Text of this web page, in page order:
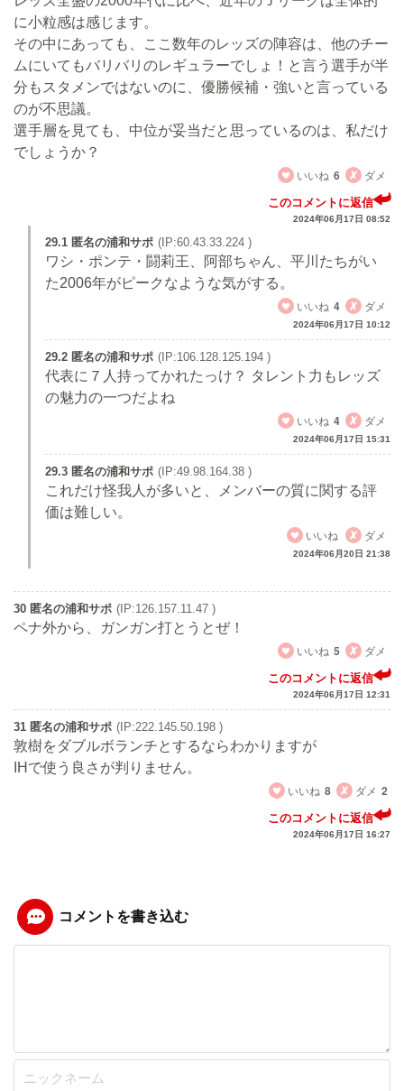
に小粒感は感じます。
その中にあっても、ここ数年のレッズの陣容は、他のチー
ムにいてもバリバリのレギュラーでしょ！と言う選手が半
分もスタメンではないのに、優勝候補・強いと言っている
のが不思議。
選手層を見ても、中位が妥当だと思っているのは、私だけ
でしょうか？
いいね 6 ダメ
このコメントに返信
2024年06月17日 08:52
29.1 匿名の浦和サポ (IP:60.43.33.224 )
ワシ・ポンテ・闘莉王、阿部ちゃん、平川たちがい
た2006年がピークなような気がする。
いいね 4 ダメ
2024年06月17日 10:12
29.2 匿名の浦和サポ (IP:106.128.125.194 )
代表に７人持ってかれたっけ？ タレント力もレッズ
の魅力の一つだよね
いいね 4 ダメ
2024年06月17日 15:31
29.3 匿名の浦和サポ (IP:49.98.164.38 )
これだけ怪我人が多いと、メンバーの質に関する評
価は難しい。
いいね
ダメ
2024年06月20日 21:38
30 匿名の浦和サポ (IP:126.157.11.47 )
ペナ外から、ガンガン打とうとぜ！
いいね 5 ダメ
このコメントに返信
2024年06月17日 12:31
31 匿名の浦和サポ (IP:222.145.50.198 )
敦樹をダブルボランチとするならわかりますが
IHで使う良さが判りません。
いいね 8 ダメ 2
このコメントに返信
2024年06月17日 16:27
コメントを書き込む